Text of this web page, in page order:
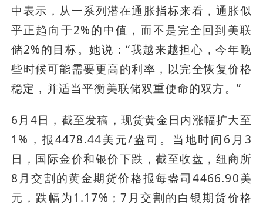
中表示，从一系列潜在通胀指标来看，通胀似
乎正趋向于2%的中值，而不是完全回到美联
储2%的目标。她说：“我越来越担心，今年晚
些时候可能需要更高的利率，以完全恢复价格
稳定，并适当平衡美联储双重使命的双方。”
6月4日，截至发稿，现货黄金日内涨幅扩大至
1%，报4478.44美元/盎司。当地时间6月3
日，国际金价和银价下跌，截至收盘，纽商所
8月交割的黄金期货价格报每盎司4466.90美
元，跌幅为1.17%；7月交割的白银期货价格